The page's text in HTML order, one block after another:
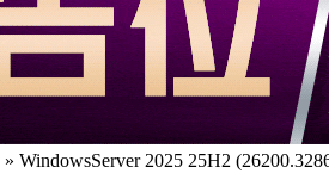
» WindowsServer 2025 25H2